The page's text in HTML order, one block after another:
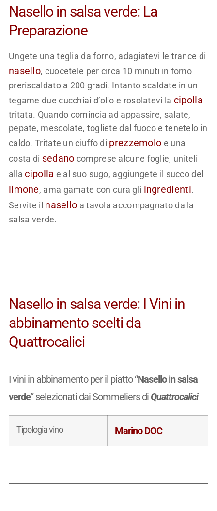
Nasello in salsa verde: La
Preparazione
Ungete una teglia da forno, adagiatevi le trance di
nasello, cuocetele per circa 10 minuti in forno
preriscaldato a 200 gradi. Intanto scaldate in un
tegame due cucchiai d’olio e rosolatevi la cipolla
tritata. Quando comincia ad appassire, salate,
pepate, mescolate, togliete dal fuoco e tenetelo in
caldo. Tritate un ciuffo di prezzemolo e una
costa di sedano comprese alcune foglie, uniteli
alla cipolla e al suo sugo, aggiungete il succo del
limone, amalgamate con cura gli ingredienti.
Servite il nasello a tavola accompagnato dalla
salsa verde.
Nasello in salsa verde: I Vini in
abbinamento scelti da
Quattrocalici
I vini in abbinamento per il piatto “Nasello in salsa
verde” selezionati dai Sommeliers di Quattrocalici
Tipologia vino Marino DOC